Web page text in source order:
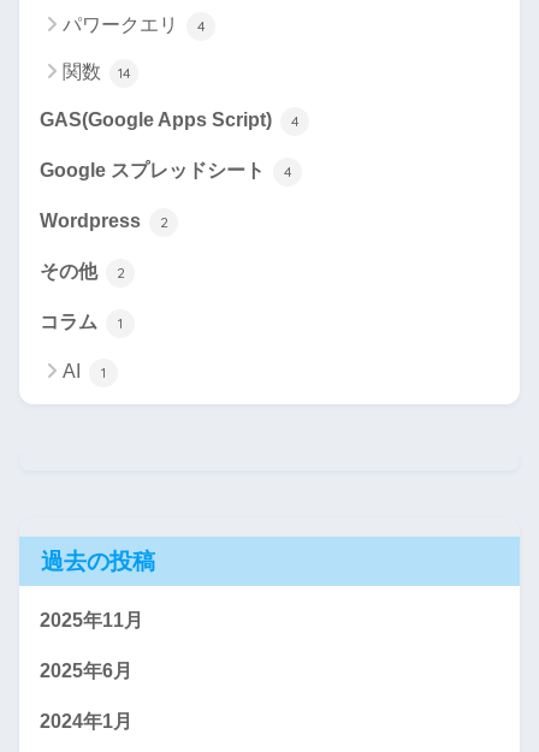
パワークエリ 4
関数 14
GAS(Google Apps Script) 4
Google スプレッドシート 4
Wordpress 2
その他 2
コラム 1
AI 1
過去の投稿
2025年11月
2025年6月
2024年1月